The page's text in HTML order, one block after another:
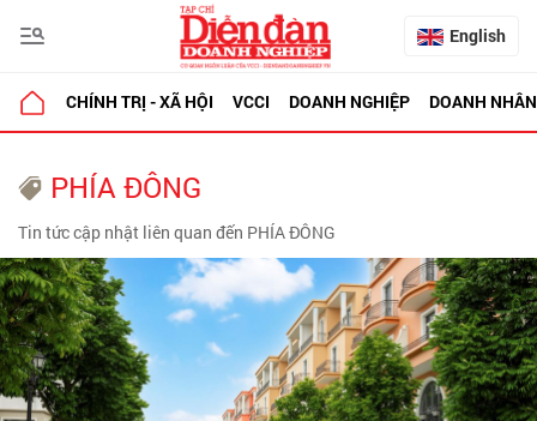
English
CHÍNH TRỊ - XÃ HỘI VCCI DOANH NGHIỆP DOANH NHÂN
PHÍA ĐÔNG
Tin tức cập nhật liên quan đến PHÍA ĐÔNG